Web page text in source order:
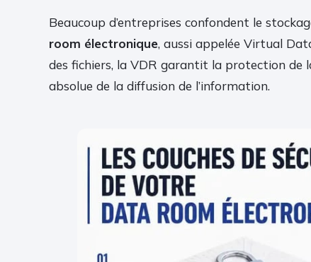
Beaucoup d’entreprises confondent le
room électronique, aussi appelée Virtual
des fichiers, la VDR garantit la protection
absolue de la diffusion de l’information.